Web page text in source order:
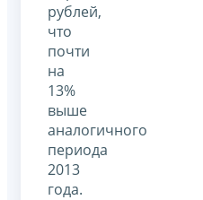
рублей,
что
почти
на
13%
выше
аналогичного
периода
2013
года.